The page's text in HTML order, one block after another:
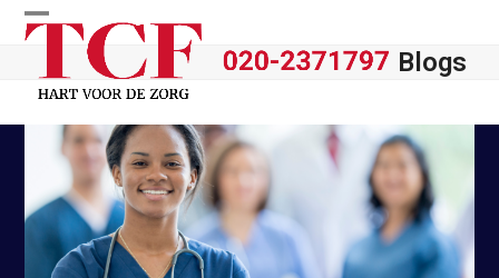
Skip
Open
mobile
Close
mobile
Blogs